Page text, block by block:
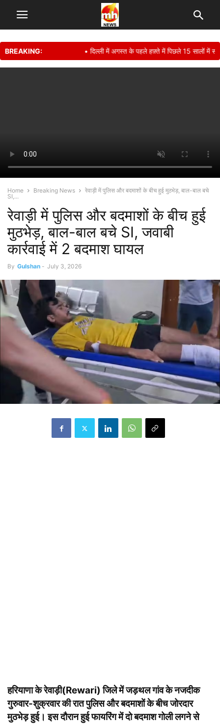
BREAKING: • दिल्ली में अगस्त के पहले हफ़्ते में पिछले 15 सालों में सबसे
Home Breaking News
रेवाड़ी में पुलिस और बदमाशों के बीच हुई मुठभेड़, बाल-बाल बचे
SI,...
रेवाड़ी में पुलिस और बदमाशों के बीच हुई
मुठभेड़, बाल-बाल बचे SI, जवाबी
कार्रवाई में 2 बदमाश घायल
By Gulshan - July 3, 2026
हरियाणा के रेवाड़ी(Rewari) जिले में जड़थल गांव के नजदीक
गुरुवार-शुक्रवार की रात पुलिस और बदमाशों के बीच जोरदार
मुठभेड़ हुई। इस दौरान हुई फायरिंग में दो बदमाश गोली लगने से